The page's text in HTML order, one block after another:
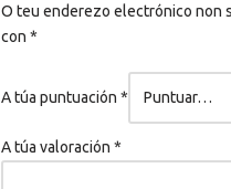
O teu enderezo electrónico non
con *
A túa puntuación *
A túa valoración *